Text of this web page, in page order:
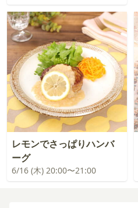
レモンでさっぱりハンバ
ーグ
6/16 (木) 20:00〜21:00